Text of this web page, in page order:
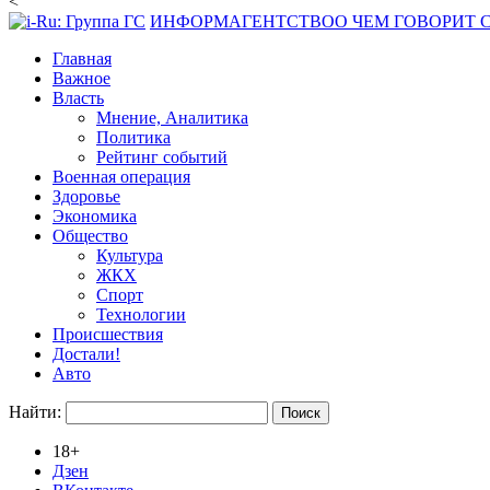
ИНФОРМАГЕНТСТВОО ЧЕМ ГОВОРИТ
Главная
Важное
Власть
Мнение, Аналитика
Политика
Рейтинг событий
Военная операция
Здоровье
Экономика
Общество
Культура
ЖКХ
Спорт
Технологии
Происшествия
Достали!
Авто
Найти:
18+
Дзен